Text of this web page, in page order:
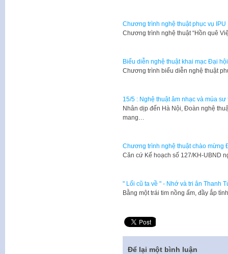
Chương trình nghệ thuật phục vụ IPU
​Chương trình nghệ thuật “Hồn quê
Biểu diễn nghệ thuật khai mạc Đại
​Chương trình biểu diễn nghệ thuật
15/5 : Nghệ thuật âm nhạc và múa
Nhân dịp đến Hà Nội, Đoàn nghệ
mang…
Chương trình nghệ thuật chào mừng
Căn cứ Kế hoạch số 127/KH-UBND
" Lối cũ ta về " - Nhớ và tri ân Thanh
Bằng một trái tim nồng ấm, đầy ắp
Để lại một bình luận